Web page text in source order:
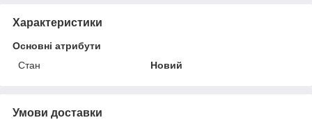
Характеристики
Основні атрибути
Стан
Новий
Умови доставки